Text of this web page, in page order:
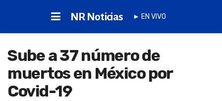
NR Noticias ► EN VIVO
Sube a 37 número de
muertos en México por
Covid-19